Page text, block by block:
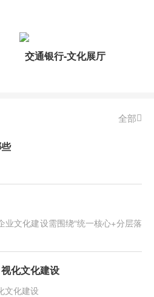
交通银行-文化展厅
全部
业文化建设需围绕“统一核心+分层落
化文化建设
文化建设